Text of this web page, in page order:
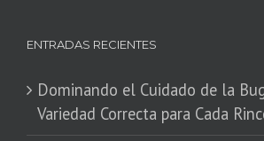
ENTRADAS RECIENTES
Dominando el Cuidado de la
Variedad Correcta para Cada